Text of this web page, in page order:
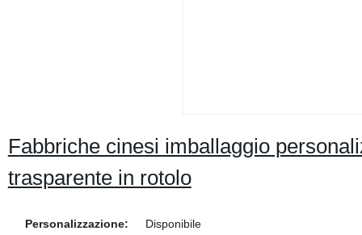
Fabbriche cinesi imballaggio
trasparente in rotolo
Personalizzazione:
Disponibile